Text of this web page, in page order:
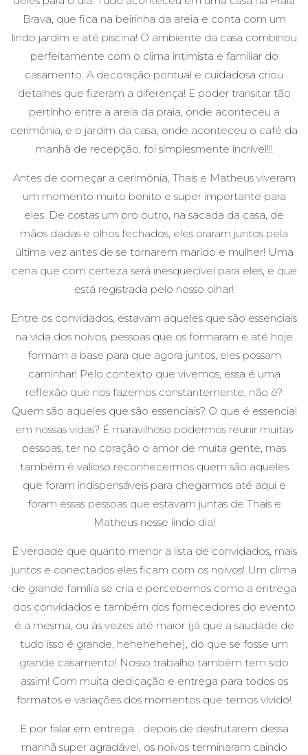
Brava, que fica na beirinha da areia e conta com um
lindo jardim e até piscina! O ambiente da casa combinou
perfeitamente com o clima intimista e familiar do
casamento. A decoração pontual e cuidadosa criou
detalhes que fizeram a diferença! E poder transitar tão
pertinho entre a areia da praia, onde aconteceu a
cerimônia, e o jardim da casa, onde aconteceu o café da
manhã de recepção, foi simplesmente incrível!!!
Antes de começar a cerimônia, Thais e Matheus viveram
um momento muito bonito e super importante para
eles. De costas um pro outro, na sacada da casa, de
mãos dadas e olhos fechados, eles oraram juntos pela
última vez antes de se tornarem marido e mulher! Uma
cena que com certeza será inesquecível para eles, e que
está registrada pelo nosso olhar!
Entre os convidados, estavam aqueles que são essenciais
na vida dos noivos, pessoas que os formaram e até hoje
formam a base para que agora juntos, eles possam
caminhar! Pelo contexto que vivemos, essa é uma
reflexão que nos fazemos constantemente, não é?
Quem são aqueles que são essenciais? O que é essencial
em nossas vidas? É maravilhoso podermos reunir muitas
pessoas, ter no coração o amor de muita gente, mas
também é valioso reconhecermos quem são aqueles
que foram indispensáveis para chegarmos até aqui e
foram essas pessoas que estavam juntas de Thais e
Matheus nesse lindo dia!
É verdade que quanto menor a lista de convidados, mais
juntos e conectados eles ficam com os noivos! Um clima
de grande família se cria e percebemos como a entrega
dos convidados e também dos fornecedores do evento
é a mesma, ou às vezes até maior (já que a saudade de
tudo isso é grande, hehehehehe), do que se fosse um
grande casamento! Nosso trabalho também tem sido
assim! Com muita dedicação e entrega para todos os
formatos e variações dos momentos que temos vivido!
E por falar em entrega... depois de desfrutarem dessa
manhã super agradável, os noivos terminaram caindo